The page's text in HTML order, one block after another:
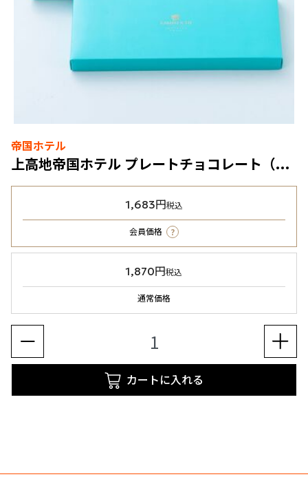
帝国ホテル
上高地帝国ホテル プレートチョコレート（KT-15P）
1,683円税込
会員価格 ?
1,870円税込
通常価格
カートに入れる